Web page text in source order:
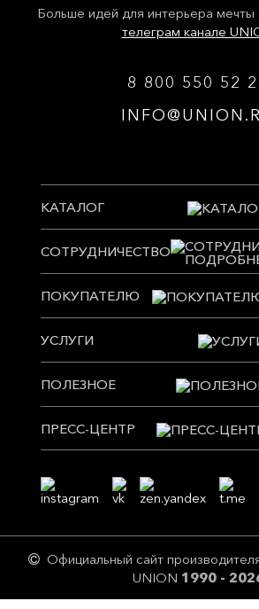
Больше идей для интерьера
телеграм канале
8 800 550 52
КАТАЛОГ
СОТРУДНИЧЕСТВО
ПОКУПАТЕЛЮ
УСЛУГИ
ПОЛЕЗНОЕ
ПРЕСС-ЦЕНТР
Официальный сайт
UNION 1990 -